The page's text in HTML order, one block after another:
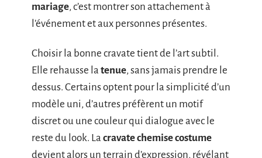
mariage, c’est montrer son attachement à
l’événement et aux personnes présentes.
Choisir la bonne cravate tient de l’art subtil.
Elle rehausse la tenue, sans jamais prendre le
dessus. Certains optent pour la simplicité d’un
modèle uni, d’autres préfèrent un motif
discret ou une couleur qui dialogue avec le
reste du look. La cravate chemise costume
devient alors un terrain d’expression, révélant